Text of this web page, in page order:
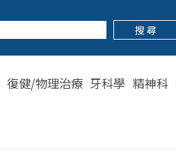
搜 尋
復健/物理治療 牙科學 精神科